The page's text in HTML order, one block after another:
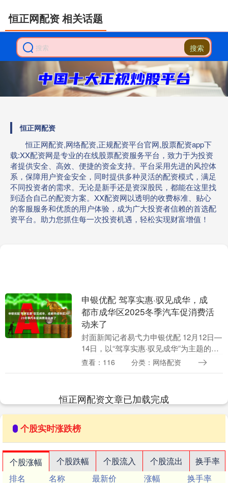
搜索
恒正网配资
恒正网配资,网络配资,正规配资平台官网,股票配资app下
载:XX配资网是专业的在线股票配资服务平台，致力于为投资
者提供安全、高效、便捷的资金支持。平台采用先进的风控体
系，保障用户资金安全，同时提供多种灵活的配资模式，满足
不同投资者的需求。无论是新手还是资深股民，都能在这里找
到适合自己的配资方案。XX配资网以透明的收费标准、贴心
的客服服务和优质的用户体验，成为广大投资者信赖的首选配
资平台。助力您抓住每一次投资机遇，轻松实现财富增值！
恒正网配资 相关话题
申银优配 驾享实惠·驭见成华，成
都市成华区2025冬季汽车促消费活
动来了
封面新闻记者易弋力申银优配 12月12日—
14日，以“驾享实惠·驭见成华”为主题的成
华区2025冬季汽车促消费活动火热来袭，
查看：116 分类：网络配资
恒正网配资文章已加载完成
个股实时涨跌榜
个股涨幅 个股跌幅 个股流入 个股流出
换手率
排名
名称 最新价 涨幅
换手率